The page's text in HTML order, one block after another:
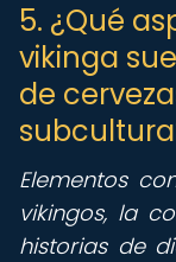
5. ¿Qué
vikinga
de
Elementos
vikingos, la
historias de